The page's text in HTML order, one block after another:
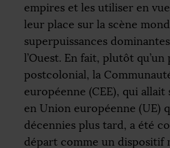
empires et les utiliser en
leur place sur la scène
superpuissances dominantes
l’Ouest. En fait, plutôt
postcolonial, la
européenne (CEE), qui allait
en Union européenne (UE)
décennies plus tard, a été
départ comme un dispositif